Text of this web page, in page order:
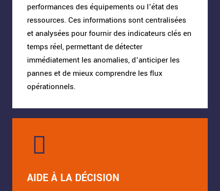
performances des équipements ou l’état des
ressources. Ces informations sont centralisées
et analysées pour fournir des indicateurs clés en
temps réel, permettant de détecter
immédiatement les anomalies, d’anticiper les
pannes et de mieux comprendre les flux
opérationnels.
AIDE À LA DÉCISION